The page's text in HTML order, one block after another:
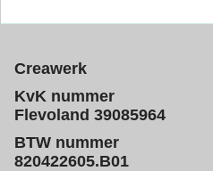
Creawerk
KvK nummer
Flevoland 39085964
BTW nummer
820422605.B01